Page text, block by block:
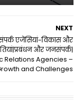
NEXT
एजेंसियां-विकास और
और जनसंपर्क|
Relations Agencies –
and Challenges